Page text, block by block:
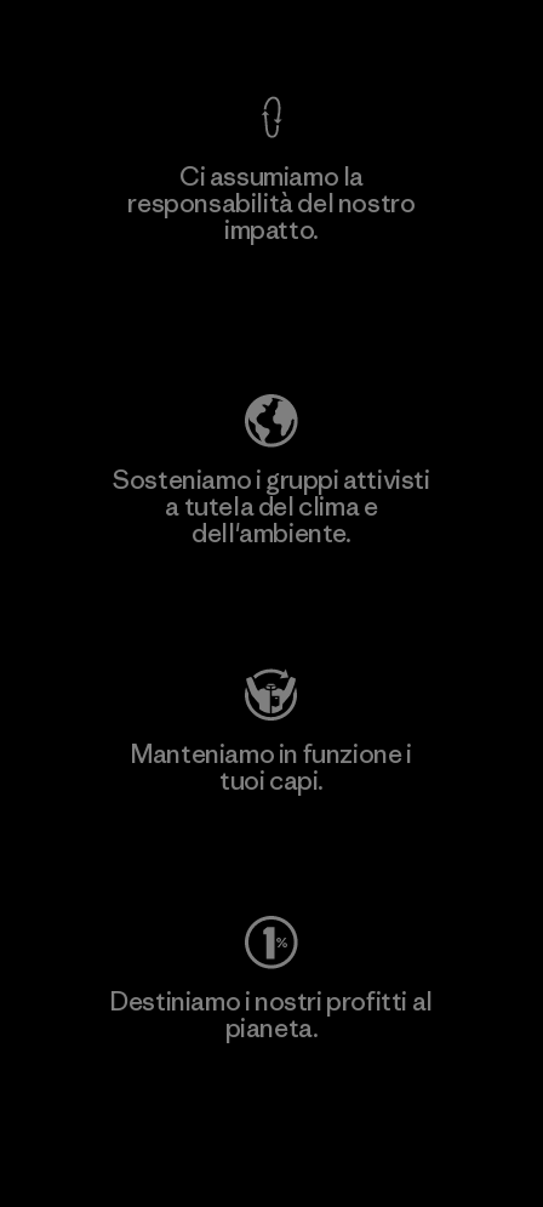
Ci assumiamo la
responsabilità del nostro
impatto.
Sosteniamo i gruppi attivisti
a tutela del clima e
dell'ambiente.
Manteniamo in funzione i
tuoi capi.
Destiniamo i nostri profitti al
pianeta.